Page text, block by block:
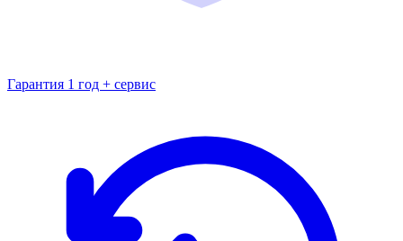
Гарантия 1 год + сервис